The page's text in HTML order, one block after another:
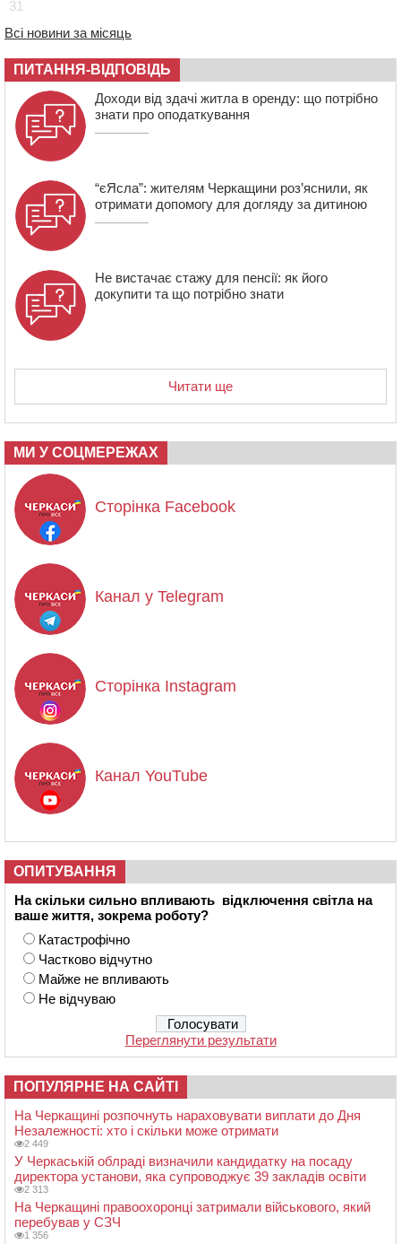
17:40 ЧНУ увійшов до 50 найпопулярніших вишів України
31
Всі новини за місяць
ПИТАННЯ-ВІДПОВІДЬ
Доходи від здачі житла в оренду: що потрібно
знати про оподаткування
“єЯсла”: жителям Черкащини роз’яснили, як
отримати допомогу для догляду за дитиною
Не вистачає стажу для пенсії: як його
докупити та що потрібно знати
Читати ще
МИ У СОЦМЕРЕЖАХ
Сторінка Facebook
Канал у Telegram
Сторінка Instagram
Канал YouTube
ОПИТУВАННЯ
На скільки сильно впливають відключення світла на
ваше життя, зокрема роботу?
Катастрофічно
Частково відчутно
Майже не впливають
Не відчуваю
Переглянути результати
ПОПУЛЯРНЕ НА САЙТІ
На Черкащині розпочнуть нараховувати виплати до Дня
Незалежності: хто і скільки може отримати
2 449
У Черкаській облраді визначили кандидатку на посаду
директора установи, яка супроводжує 39 закладів освіти
2 313
На Черкащині правоохоронці затримали військового, який
перебував у СЗЧ
1 356